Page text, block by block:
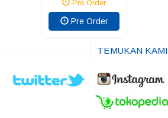
Pre Order
Pre Order
TEMUKAN KAMI